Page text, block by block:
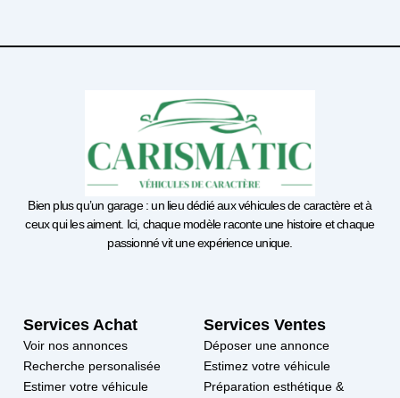
Bien plus qu’un garage : un lieu dédié aux véhicules de caractère et à
ceux qui les aiment. Ici, chaque modèle raconte une histoire et chaque
passionné vit une expérience unique.
Services Achat
Voir nos annonces
Recherche personalisée
Estimer votre véhicule
Services Ventes
Déposer une annonce
Estimez votre véhicule
Préparation esthétique &